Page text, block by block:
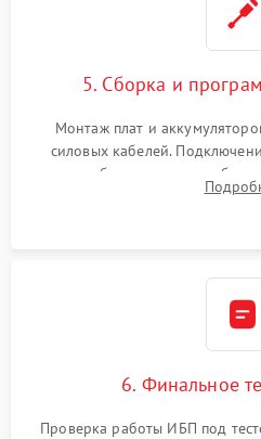
5. Сборка и
Монтаж плат и
силовых кабелей.
калибровки констант
срабатывания AVR и сброса
6. Финальное
Проверка работы ИБП под